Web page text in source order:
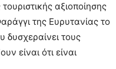
αξιοποίησης
της Ευρυτανίας το
δυσχεραίνει τους
είναι ότι είναι